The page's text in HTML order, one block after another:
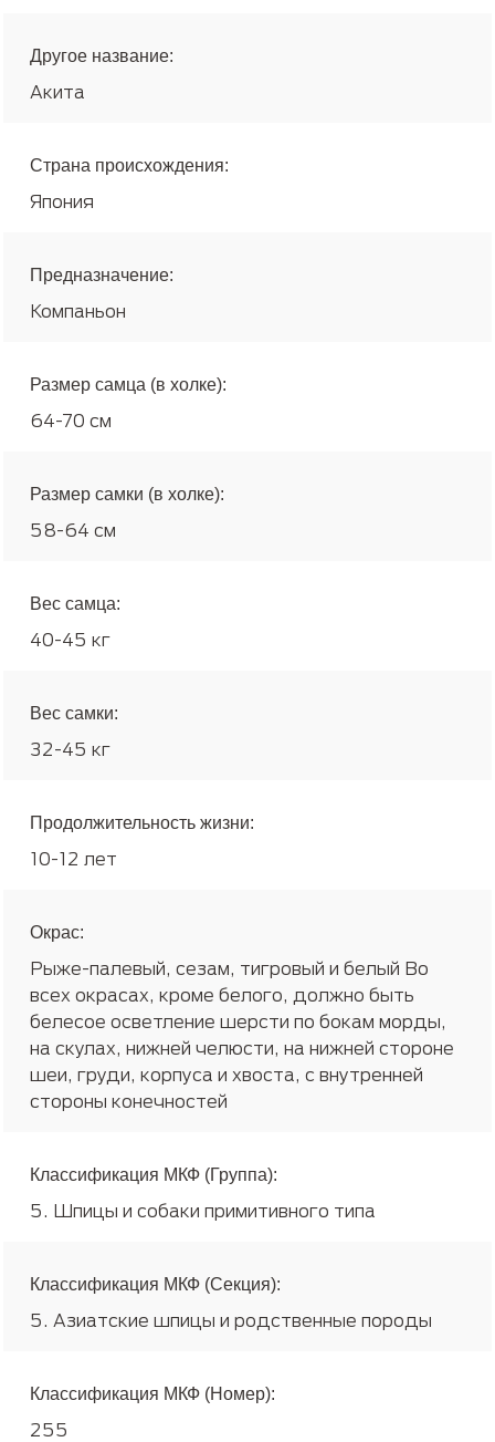
Другое название:
Акита
Страна происхождения:
Япония
Предназначение:
Компаньон
Размер самца (в холке):
64-70 см
Размер самки (в холке):
58-64 см
Вес самца:
40-45 кг
Вес самки:
32-45 кг
Продолжительность жизни:
10-12 лет
Окрас:
Рыже-палевый, сезам, тигровый и белый Во
всех окрасах, кроме белого, должно быть
белесое осветление шерсти по бокам морды,
на скулах, нижней челюсти, на нижней стороне
шеи, груди, корпуса и хвоста, с внутренней
стороны конечностей
Классификация МКФ (Группа):
5. Шпицы и собаки примитивного типа
Классификация МКФ (Секция):
5. Азиатские шпицы и родственные породы
Классификация МКФ (Номер):
255